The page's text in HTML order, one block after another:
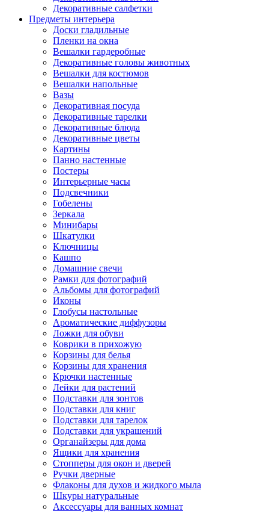
Декоративные салфетки
Предметы интерьера
Доски гладильные
Пленки на окна
Вешалки гардеробные
Декоративные головы животных
Вешалки для костюмов
Вешалки напольные
Вазы
Декоративная посуда
Декоративные тарелки
Декоративные блюда
Декоративные цветы
Картины
Панно настенные
Постеры
Интерьерные часы
Подсвечники
Гобелены
Зеркала
Минибары
Шкатулки
Ключницы
Кашпо
Домашние свечи
Рамки для фотографий
Альбомы для фотографий
Иконы
Глобусы настольные
Ароматические диффузоры
Ложки для обуви
Коврики в прихожую
Корзины для белья
Корзины для хранения
Крючки настенные
Лейки для растений
Подставки для зонтов
Подставки для книг
Подставки для тарелок
Подставки для украшений
Органайзеры для дома
Ящики для хранения
Стопперы для окон и дверей
Ручки дверные
Флаконы для духов и жидкого мыла
Шкуры натуральные
Аксессуары для ванных комнат